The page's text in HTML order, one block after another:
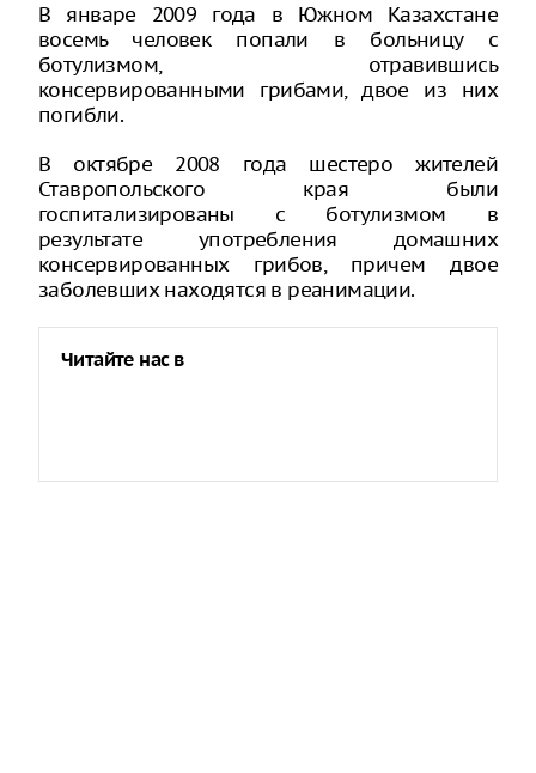
В январе 2009 года в Южном Казахстане
восемь человек попали в больницу с
ботулизмом, отравившись
консервированными грибами, двое из них
погибли.
В октябре 2008 года шестеро жителей
Ставропольского края были
госпитализированы с ботулизмом в
результате употребления домашних
консервированных грибов, причем двое
заболевших находятся в реанимации.
Читайте нас в